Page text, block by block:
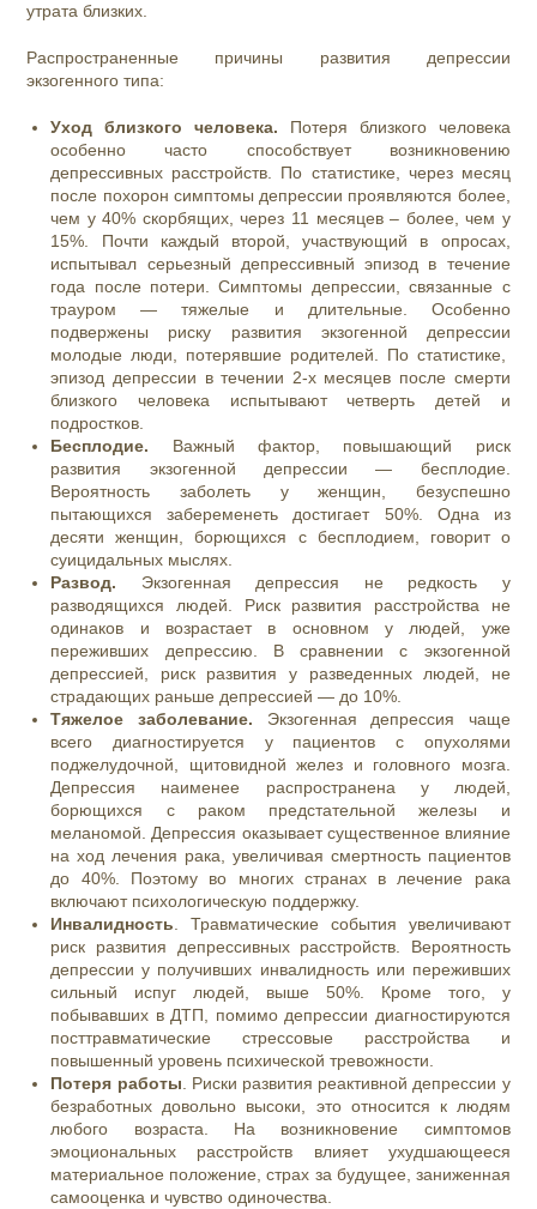
утрата близких.
Распространенные причины развития депрессии
экзогенного типа:
Уход близкого человека. Потеря близкого человека
особенно часто способствует возникновению
депрессивных расстройств. По статистике, через месяц
после похорон симптомы депрессии проявляются более,
чем у 40% скорбящих, через 11 месяцев – более, чем у
15%. Почти каждый второй, участвующий в опросах,
испытывал серьезный депрессивный эпизод в течение
года после потери. Симптомы депрессии, связанные с
трауром — тяжелые и длительные. Особенно
подвержены риску развития экзогенной депрессии
молодые люди, потерявшие родителей. По статистике,
эпизод депрессии в течении 2-х месяцев после смерти
близкого человека испытывают четверть детей и
подростков.
Бесплодие. Важный фактор, повышающий риск
развития экзогенной депрессии — бесплодие.
Вероятность заболеть у женщин, безуспешно
пытающихся забеременеть достигает 50%. Одна из
десяти женщин, борющихся с бесплодием, говорит о
суицидальных мыслях.
Развод. Экзогенная депрессия не редкость у
разводящихся людей. Риск развития расстройства не
одинаков и возрастает в основном у людей, уже
переживших депрессию. В сравнении с экзогенной
депрессией, риск развития у разведенных людей, не
страдающих раньше депрессией — до 10%.
Тяжелое заболевание. Экзогенная депрессия чаще
всего диагностируется у пациентов с опухолями
поджелудочной, щитовидной желез и головного мозга.
Депрессия наименее распространена у людей,
борющихся с раком предстательной железы и
меланомой. Депрессия оказывает существенное влияние
на ход лечения рака, увеличивая смертность пациентов
до 40%. Поэтому во многих странах в лечение рака
включают психологическую поддержку.
Инвалидность . Травматические события увеличивают
риск развития депрессивных расстройств. Вероятность
депрессии у получивших инвалидность или переживших
сильный испуг людей, выше 50%. Кроме того, у
побывавших в ДТП, помимо депрессии диагностируются
посттравматические стрессовые расстройства и
повышенный уровень психической тревожности.
Потеря работы . Риски развития реактивной депрессии у
безработных довольно высоки, это относится к людям
любого возраста. На возникновение симптомов
эмоциональных расстройств влияет ухудшающееся
материальное положение, страх за будущее, заниженная
самооценка и чувство одиночества.